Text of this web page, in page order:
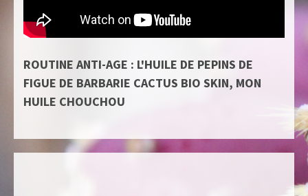
ROUTINE ANTI-AGE : L'HUILE DE PEPINS DE
FIGUE DE BARBARIE CACTUS BIO SKIN, MON
HUILE CHOUCHOU